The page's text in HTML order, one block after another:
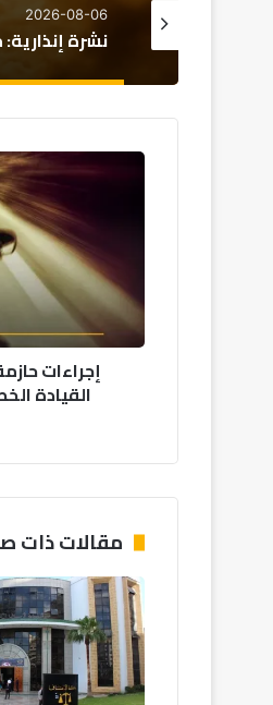
نشرة إنذارية: موجة حر تصل إلى 47 درجة وزخات رعدية بعدد من مناطق المملكة
2026-08-06
إجراءات
القيادة
الخطيرة
للدراجات
إجراءات
القيادة
مقالات ذات